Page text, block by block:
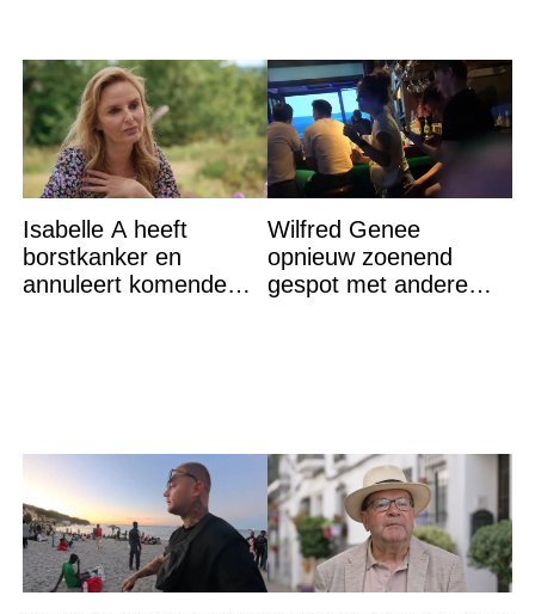
Isabelle A heeft
borstkanker en
annuleert komende
Wilfred Genee
opnieuw zoenend
gespot met andere